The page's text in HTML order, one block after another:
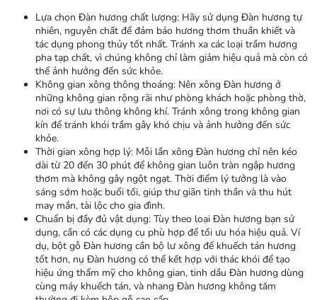
Lựa chọn Đàn hương chất lượng: Hãy sử dụng Đàn hương tự
nhiên, nguyên chất để đảm bảo hương thơm thuần khiết và
tác dụng phong thủy tốt nhất. Tránh xa các loại trầm hương
pha tạp chất, vì chúng không chỉ làm giảm hiệu quả mà còn có
thể ảnh hưởng đến sức khỏe.
Không gian xông thông thoáng: Nên xông Đàn hương ở
những không gian rộng rãi như phòng khách hoặc phòng thờ,
nơi có sự lưu thông không khí. Tránh xông trong không gian
kín để tránh khói trầm gây khó chịu và ảnh hưởng đến sức
khỏe.
Thời gian xông hợp lý: Mỗi lần xông Đàn hương chỉ nên kéo
dài từ 20 đến 30 phút để không gian luôn tràn ngập hương
thơm mà không gây ngột ngạt. Thời điểm lý tưởng là vào
sáng sớm hoặc buổi tối, giúp thư giãn tinh thần và thu hút
may mắn, tài lộc cho gia đình.
Chuẩn bị đầy đủ vật dụng: Tùy theo loại Đàn hương bạn sử
dụng, cần có các dụng cụ phù hợp để tối ưu hóa hiệu quả. Ví
dụ, bột gỗ Đàn hương cần bộ lư xông để khuếch tán hương
tốt hơn, nụ Đàn hương có thể kết hợp với thác khói để tạo
hiệu ứng thẩm mỹ cho không gian, tinh dầu Đàn hương dùng
cùng máy khuếch tán, và nhang Đàn hương không tăm